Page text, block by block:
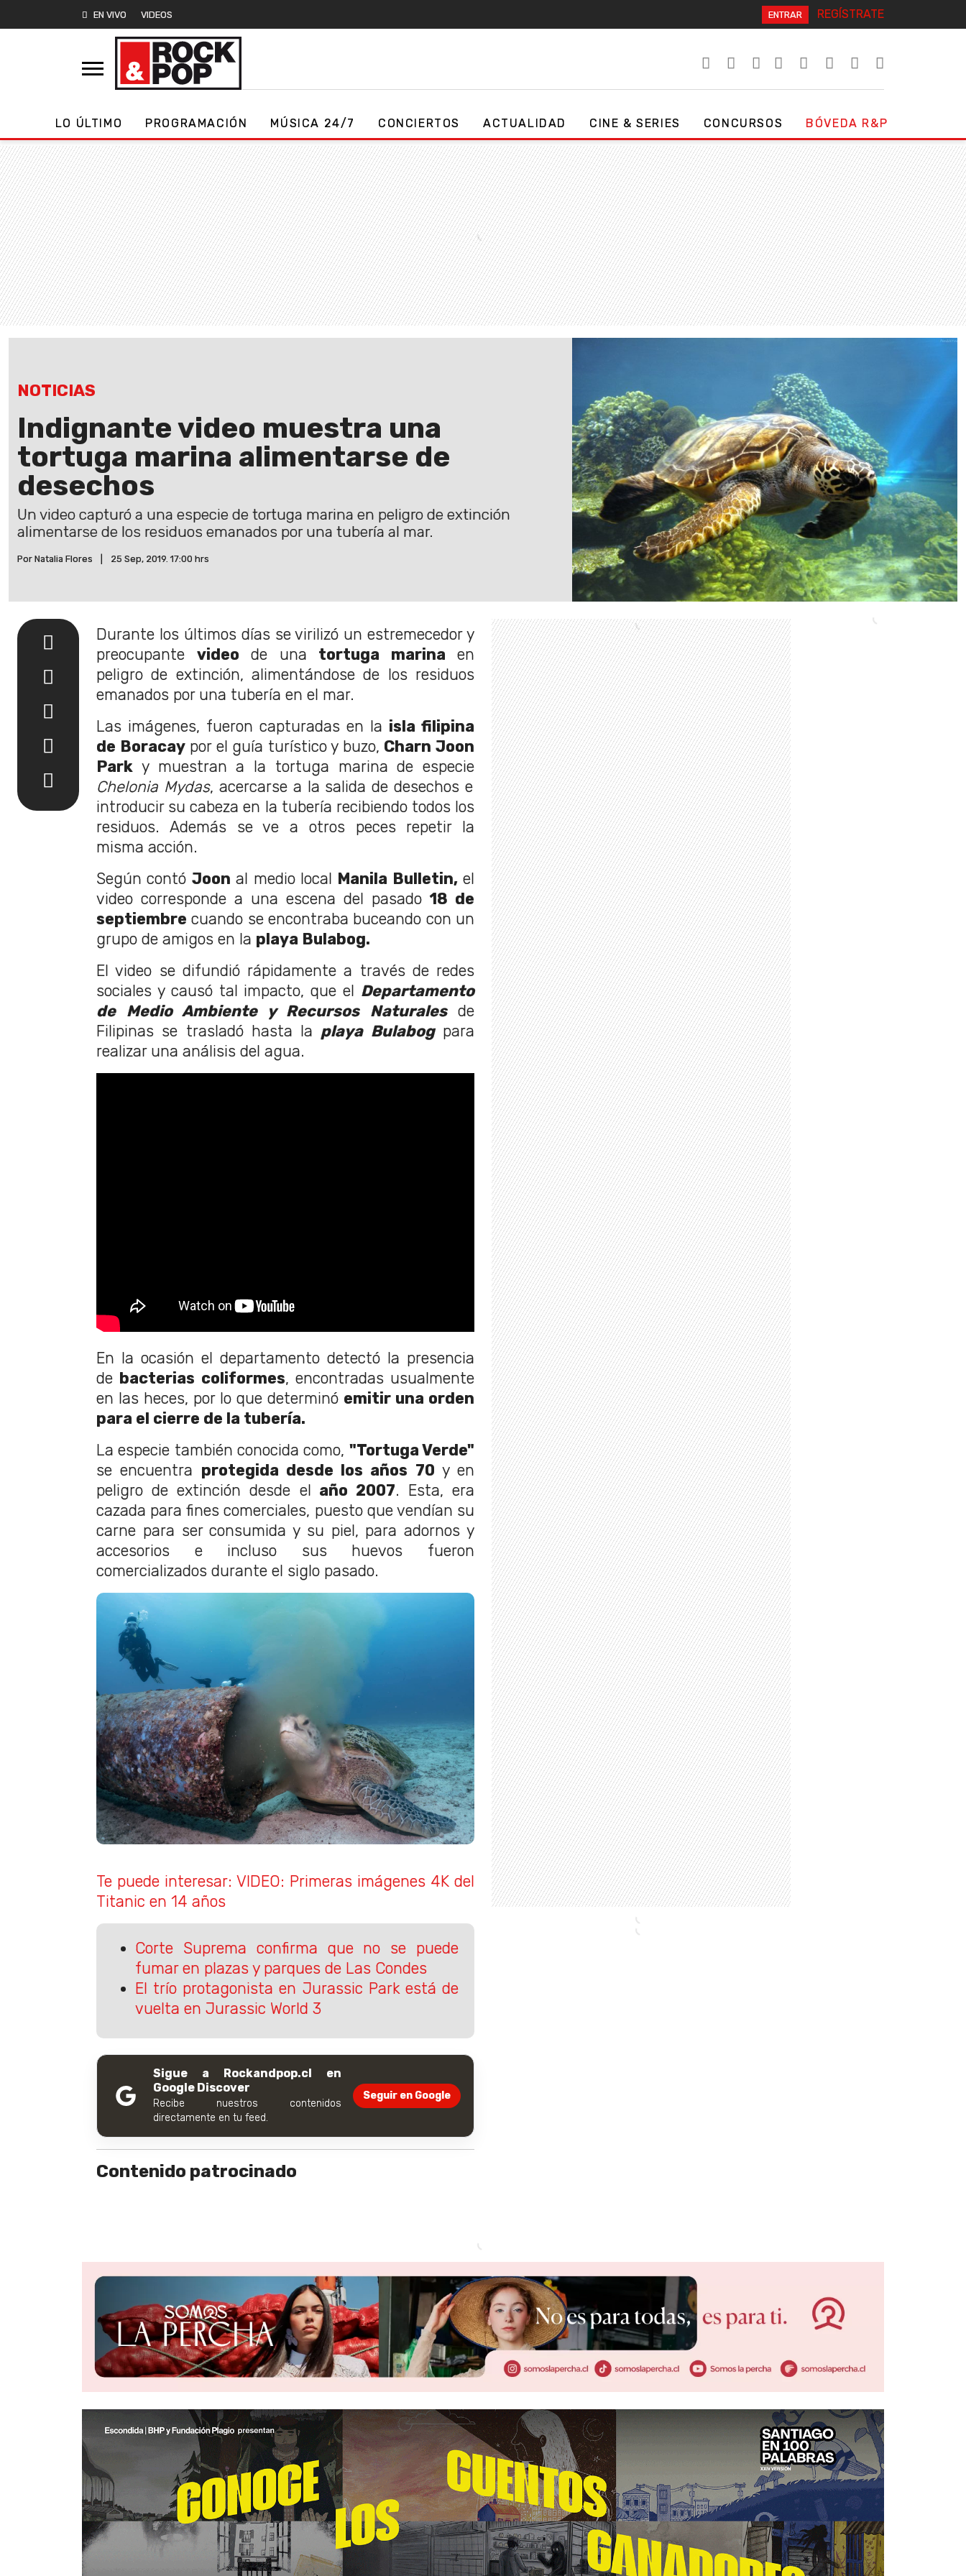
EN VIVO VIDEOS ENTRAR REGÍSTRATE
LO ÚLTIMO PROGRAMACIÓN MÚSICA 24/7 CONCIERTOS ACTUALIDAD CINE & SERIES CONCURSOS BÓVEDA R&P
NOTICIAS
Indignante video muestra una
tortuga marina alimentarse de
desechos
Un video capturó a una especie de tortuga marina en peligro de extinción
alimentarse de los residuos emanados por una tubería al mar.
Por Natalia Flores 25 Sep, 2019. 17:00 hrs
Durante los últimos días se virilizó un estremecedor y
preocupante video de una tortuga marina en
peligro de extinción, alimentándose de los residuos
emanados por una tubería en el mar.
Las imágenes, fueron capturadas en la isla filipina
de Boracaypor el guía turístico y buzo, Charn Joon
Park y muestran a la tortuga marina de especie
Chelonia Mydas, acercarse a la salida de desechos e
introducir su cabeza en la tubería recibiendo todos los
residuos. Además se ve a otros peces repetir la
misma acción.
Según contó Joon al medio local Manila Bulletin,el
video corresponde a una escena del pasado18 de
septiembre cuando se encontraba buceando con un
grupo de amigos en la playa Bulabog.
El video se difundió rápidamente a través de redes
sociales y causó tal impacto, que el Departamento
de Medio Ambiente y Recursos Naturalesde
Filipinas se trasladó hasta la playa Bulabogpara
realizar una análisis del agua.
En la ocasión el departamento detectó la presencia
de bacterias coliformes, encontradas usualmente
en las heces, por lo que determinó emitir una orden
para el cierre de la tubería.
La especie también conocida como, "Tortuga Verde"
se encuentra protegida desde los años 70 y en
peligro de extinción desde el año 2007. Esta, era
cazada para fines comerciales, puesto que vendían su
carne para ser consumida y su piel, para adornos y
accesorios e incluso sus huevos fueron
comercializados durante el siglo pasado.
Te puede interesar: VIDEO: Primeras imágenes 4K del
Titanic en 14 años
Corte Suprema confirma que no se puede
fumar en plazas y parques de Las Condes
El trío protagonista en Jurassic Park está de
vuelta en Jurassic World 3
Sigue a Rockandpop.cl en
Google Discover
Recibe nuestros contenidos
directamente en tu feed.
Seguir en Google
Contenido patrocinado